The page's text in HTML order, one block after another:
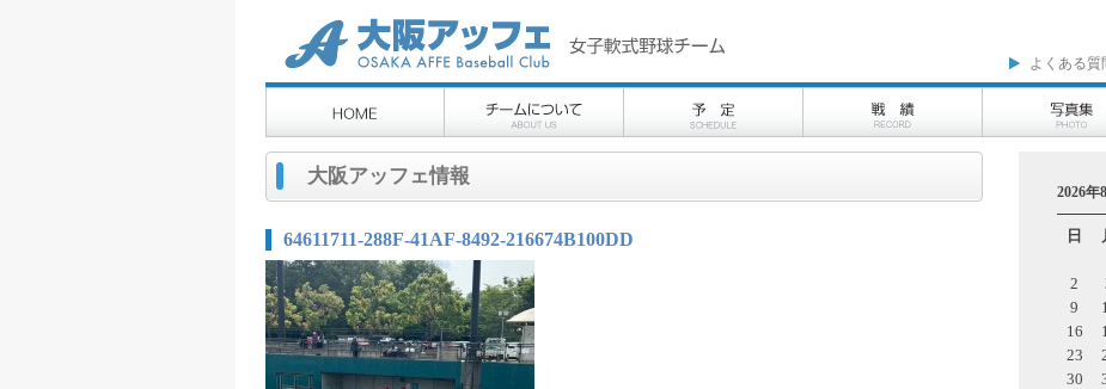
よくある質
大阪アッフェ情報
64611711-288F-41AF-8492-216674B100DD
2026年
日
2
9
16
23
30